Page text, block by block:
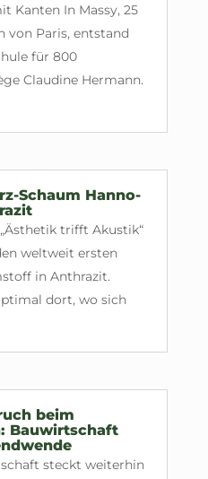
Kanten In Massy, 25
von Paris, entstand
für 800
Claudine Hermann.
Schaum Hanno-
trifft Akustik“
weltweit ersten
in Anthrazit.
dort, wo sich
beim
Bauwirtschaft
steckt weiterhin